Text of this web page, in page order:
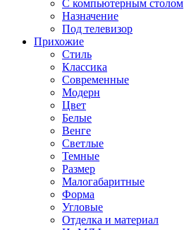
С компьютерным столом
Назначение
Под телевизор
Прихожие
Стиль
Классика
Современные
Модерн
Цвет
Белые
Венге
Светлые
Темные
Размер
Малогабаритные
Форма
Угловые
Отделка и материал